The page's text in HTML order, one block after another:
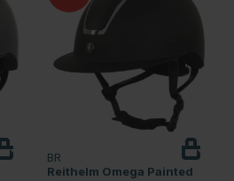
BR
Reithelm Omega Painted